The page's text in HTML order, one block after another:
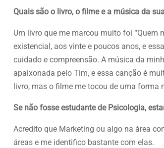
Quais são o livro, o filme e a música da
Um livro que me marcou muito foi “Quem
existencial, aos vinte e poucos anos, e
cuidado e compreensão. A música da
apaixonada pelo Tim, e essa canção é
livro, mas o filme me tocou de uma forma
Se não fosse estudante de Psicologia,
Acredito que Marketing ou algo na área
áreas e me identifico bastante com elas.